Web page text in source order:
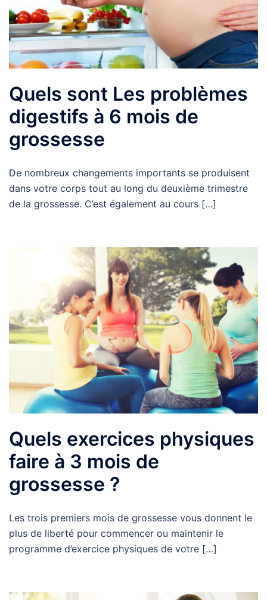
Quels sont Les problèmes
digestifs à 6 mois de
grossesse
De nombreux changements importants se produisent
dans votre corps tout au long du deuxième trimestre
de la grossesse. C’est également au cours […]
Quels exercices physiques
faire à 3 mois de
grossesse ?
Les trois premiers mois de grossesse vous donnent le
plus de liberté pour commencer ou maintenir le
programme d’exercice physiques de votre […]